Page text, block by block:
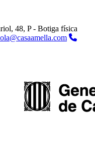
48, P - Botiga física